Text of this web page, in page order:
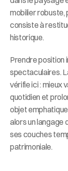
mobilier robuste,
consiste à
historique.
Prendre position
spectaculaires.
vérifie ici : mieux
quotidien et
objet
alors un langage
ses couches
patrimoniale.